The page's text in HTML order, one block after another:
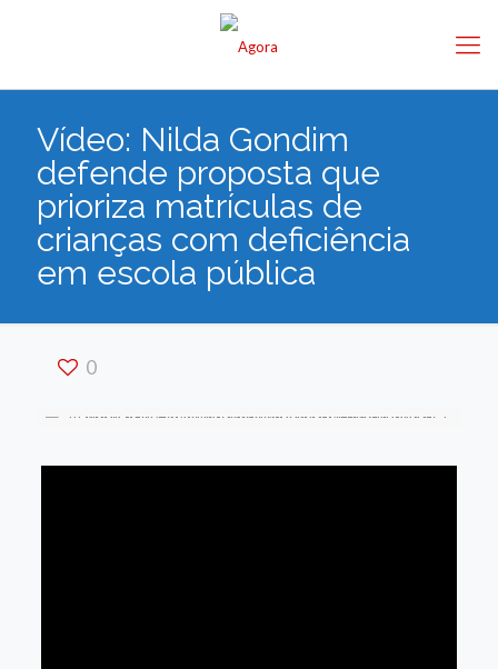
Vídeo: Nilda Gondim
defende proposta que
prioriza matrículas de
crianças com deficiência
em escola pública
0